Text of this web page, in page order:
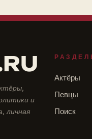
и
личная
Актёры
Певцы
Поиск